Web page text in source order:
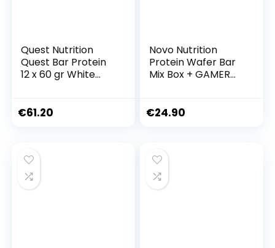
Quest Nutrition
Quest Bar Protein
12 x 60 gr White
€61.20
Novo Nutrition
Protein Wafer Bar
Mix Box + GAMER
Pack (MIX BOX, 10 x
€24.90